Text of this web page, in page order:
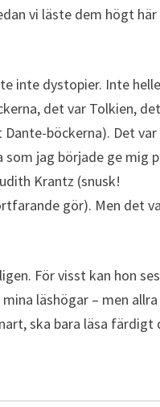
vi läste dem högt här
inte dystopier. Inte
det var Tolkien,
böckerna). Det var
jag började ge mig
Krantz (snusk!
gör). Men det
För visst kan hon ses
läshögar – men allra
ska bara läsa färdigt